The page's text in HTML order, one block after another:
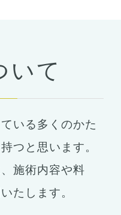
目頭切開
いて
いる多くのかた
つと思います。
施術内容や料
たします。